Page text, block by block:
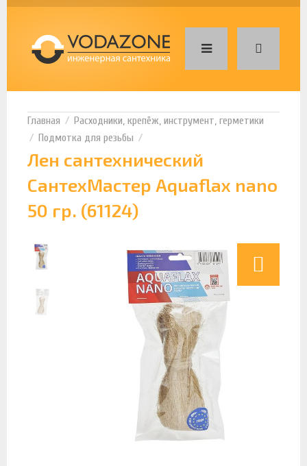
Расходники, крепёж, инструмент, герметики
Подмотка для резьбы
Лен сантехнический
СантехМастер Aquaflax nano
50 гр. (61124)